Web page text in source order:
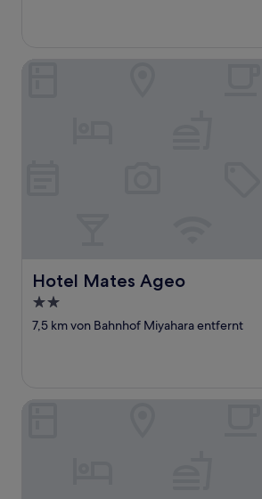
Hotel Mates Ageo
Hotel Mates Ageo
2.0-
Sterne-
7,5 km von Bahnhof Miyahara entfernt